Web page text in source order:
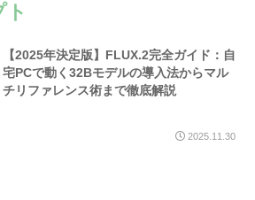
【2025年決定版】FLUX.2完全ガイド：自
宅PCで動く32Bモデルの導入法からマル
チリファレンス術まで徹底解説
2025.11.30